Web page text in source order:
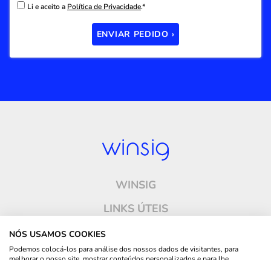
Li e aceito a Política de Privacidade.*
ENVIAR PEDIDO ›
WINSIG
LINKS ÚTEIS
ONDE ESTAMOS
CONTACTOS
NÓS USAMOS COOKIES
Podemos colocá-los para análise dos nossos dados de visitantes, para